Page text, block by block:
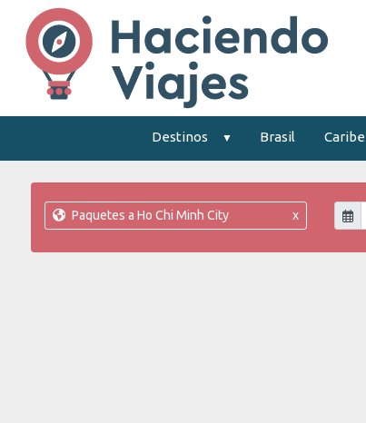
Destinos Brasil Caribe
Paquetes a Ho Chi Minh City x